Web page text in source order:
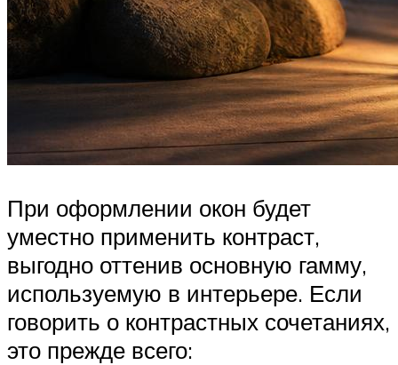
При оформлении окон будет
уместно применить контраст,
выгодно оттенив основную гамму,
используемую в интерьере. Если
говорить о контрастных сочетаниях,
это прежде всего: